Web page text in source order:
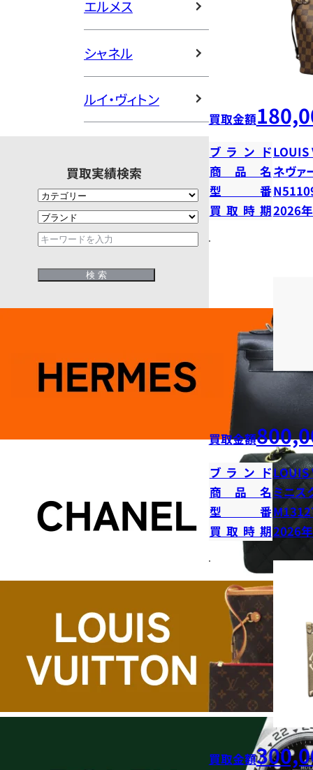
エルメス
シャネル
ルイ・ヴィトン
買取実績検索
買取金額
ブランドLOUIS
商品名 ネヴァ
型番
買取時期2026
買取金額
ブランドLOUIS
商品名ミニス
型番
買取時期2026
買取金額